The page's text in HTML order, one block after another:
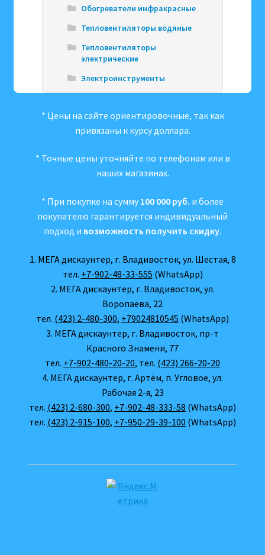
Обогреватели инфракрасные
Тепловентиляторы водяные
Тепловентиляторы
электрические
Электроинструменты
* Цены на сайте ориентировочные, так как
привязаны к курсу доллара.
* Точные цены уточняйте по телефонам или в
наших магазинах.
* При покупке на сумму 100 000 руб. и более
покупателю гарантируется индивидуальный
подход и возможность получить скидку.
1. МЕГА дискаунтер, г. Владивосток, ул. Шестая, 8
тел. +7-902-48-33-555 (WhatsApp)
2. МЕГА дискаунтер, г. Владивосток, ул.
Воропаева, 22
тел. (423) 2-480-300, +79024810545 (WhatsApp)
3. МЕГА дискаунтер, г. Владивосток, пр-т
Красного Знамени, 77
тел. +7-902-480-20-20, тел. (423) 266-20-20
4. МЕГА дискаунтер, г. Артём, п. Угловое, ул.
Рабочая 2-я, 23
тел. (423) 2-680-300, +7-902-48-333-58 (WhatsApp)
тел. (423) 2-915-100, +7-950-29-39-100 (WhatsApp)